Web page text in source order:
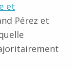
et
Pérez et